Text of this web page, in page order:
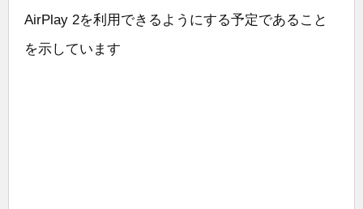
AirPlay 2を利用できるようにする予定であること
を示しています